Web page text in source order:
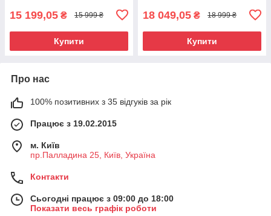
15 199,05 ₴ 15 999 ₴
Купити
18 049,05 ₴ 18 999 ₴
Купити
Про нас
100% позитивних з 35 відгуків за рік
Працює з 19.02.2015
м. Київ
пр.Палладина 25, Київ, Україна
Контакти
Сьогодні працює з 09:00 до 18:00
Показати весь графік роботи